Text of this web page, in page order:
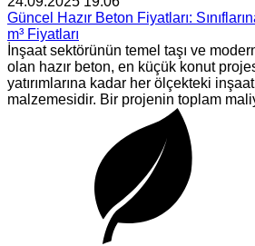
Güncel Hazır Beton Fiyatları:
m³ Fiyatları
İnşaat sektörünün temel taşı ve
olan hazır beton, en küçük konut
yatırımlarına kadar her ölçekteki
malzemesidir. Bir projenin toplam